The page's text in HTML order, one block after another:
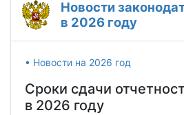
Новости
в 2026 году
• Новости на 2026 год
Сроки сдачи
в 2026 году